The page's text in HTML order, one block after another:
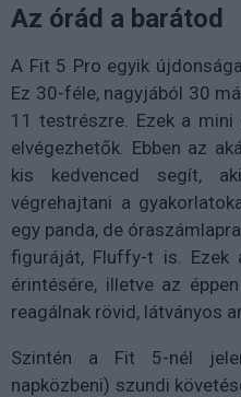
Az órád a barátod
A Fit 5 Pro egyik
Ez 30-féle, nagyjából 30
11 testrészre. Ezek a mini
elvégezhetők. Ebben az
kis kedvenced segít,
végrehajtani a
egy panda, de
figuráját, Fluffy-t is. Ezek
érintésére, illetve az
reagálnak rövid, látványos
Szintén a Fit 5-nél
napközbeni) szundi